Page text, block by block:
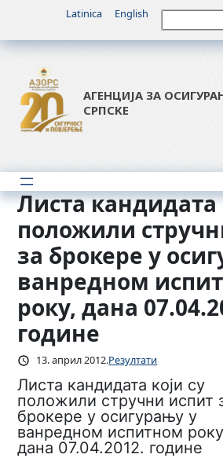
садржај
Latinica English Претрага
АГЕНЦИЈА ЗА
СРПСКЕ
Листа кандидата
положили
за брокере у
ванредном
року, дана
године
13. април 2012.Резултати
Листа кандидата који су
положили стручни испит
брокере у осигурању у
ванредном испитном
дана 07.04.2012. године